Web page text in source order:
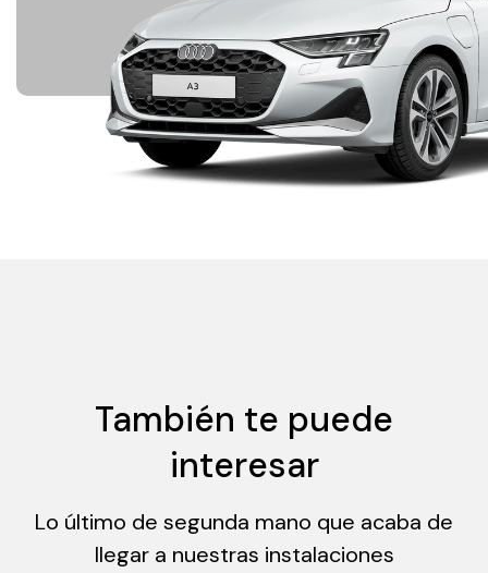
También te puede
interesar
Lo último de segunda mano que acaba de
llegar a nuestras instalaciones